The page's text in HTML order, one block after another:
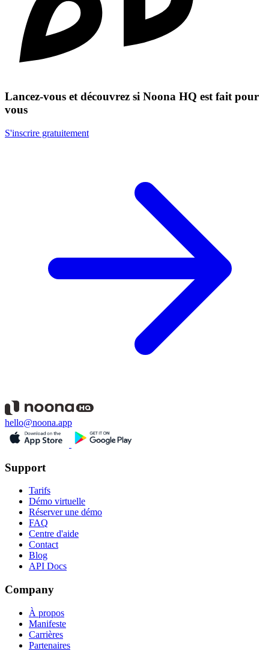
Lancez-vous et découvrez si Noona HQ est fait pour
vous
S'inscrire gratuitement
hello@noona.app
Support
Tarifs
Démo virtuelle
Réserver une démo
FAQ
Centre d'aide
Contact
Blog
API Docs
Company
À propos
Manifeste
Carrières
Partenaires